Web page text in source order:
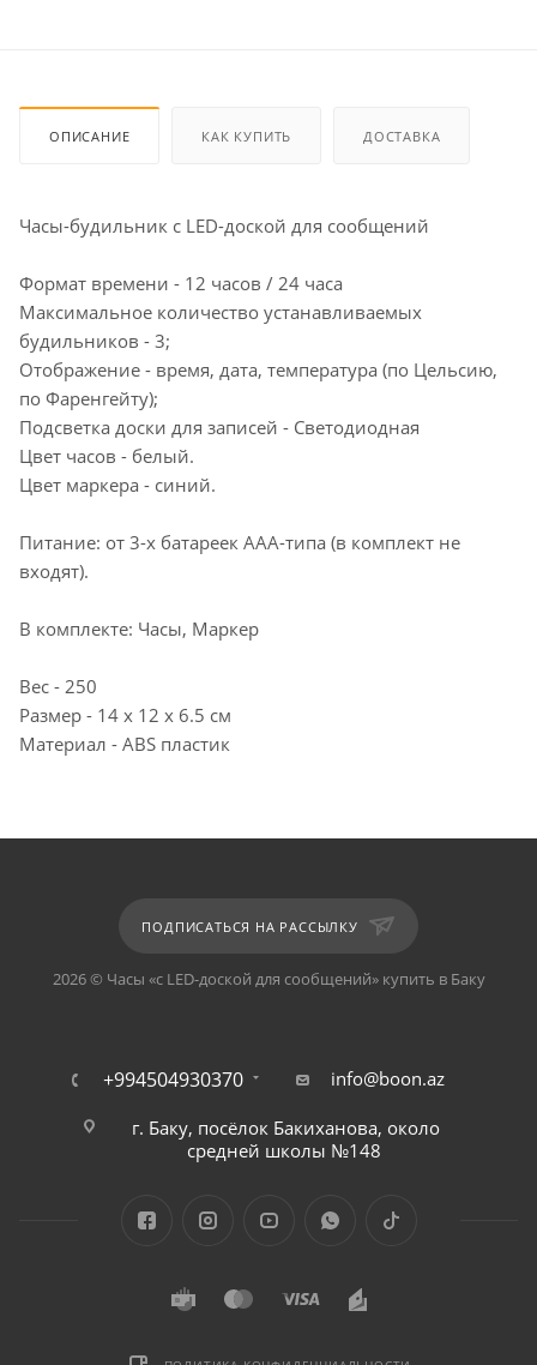
ОПИСАНИЕ КАК КУПИТЬ ДОСТАВКА
Часы-будильник с LED-доской для сообщений
Формат времени - 12 часов / 24 часа
Максимальное количество устанавливаемых
будильников - 3;
Отображение - время, дата, температура (по Цельсию,
по Фаренгейту);
Подсветка доски для записей - Светодиодная
Цвет часов - белый.
Цвет маркера - синий.
Питание: от 3-х батареек ААА-типа (в комплект не
входят).
В комплекте: Часы, Маркер
Вес - 250
Размер - 14 х 12 х 6.5 см
Материал - ABS пластик
ПОДПИСАТЬСЯ НА РАССЫЛКУ
2026 © Часы «c LED-доской для сообщений» купить в Баку
+994504930370 info@boon.az
г. Баку, посёлок Бакиханова, около
средней школы №148